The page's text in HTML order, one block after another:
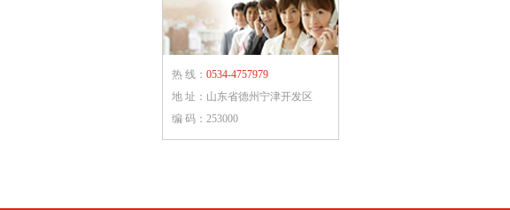
热 线： 0534-4757979
地 址：山东省德州宁津开发区
编 码：253000